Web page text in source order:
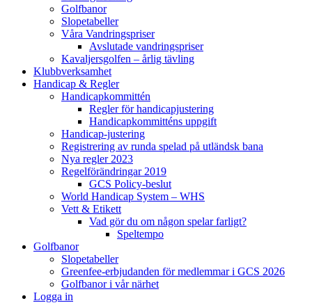
Golfbanor
Slopetabeller
Våra Vandringspriser
Avslutade vandringspriser
Kavaljersgolfen – årlig tävling
Klubbverksamhet
Handicap & Regler
Handicapkommittén
Regler för handicapjustering
Handicapkommitténs uppgift
Handicap-justering
Registrering av runda spelad på utländsk bana
Nya regler 2023
Regelförändringar 2019
GCS Policy-beslut
World Handicap System – WHS
Vett & Etikett
Vad gör du om någon spelar farligt?
Speltempo
Golfbanor
Slopetabeller
Greenfee-erbjudanden för medlemmar i GCS 2026
Golfbanor i vår närhet
Logga in